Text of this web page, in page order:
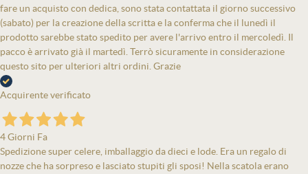
fare un acquisto con dedica, sono stata contattata il giorno successivo
(sabato) per la creazione della scritta e la conferma che il lunedì il
prodotto sarebbe stato spedito per avere l'arrivo entro il mercoledì. Il
pacco è arrivato già il martedì. Terrò sicuramente in considerazione
questo sito per ulteriori altri ordini. Grazie
Acquirente verificato
4 Giorni Fa
Spedizione super celere, imballaggio da dieci e lode. Era un regalo di
nozze che ha sorpreso e lasciato stupiti gli sposi! Nella scatola erano